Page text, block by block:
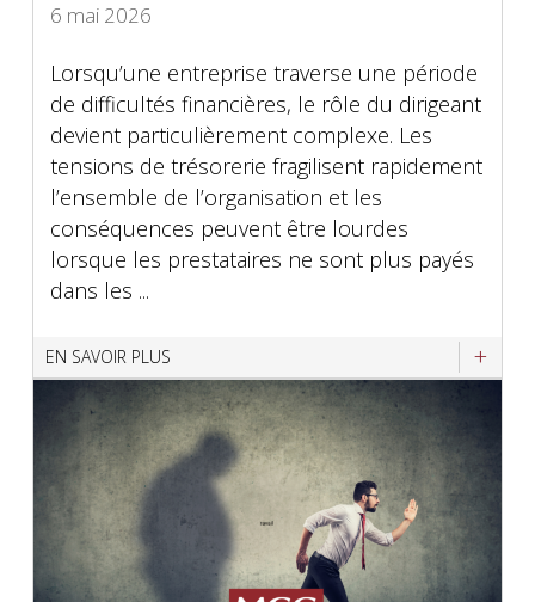
6 mai 2026
Lorsqu’une entreprise traverse une période
de difficultés financières, le rôle du dirigeant
devient particulièrement complexe. Les
tensions de trésorerie fragilisent rapidement
l’ensemble de l’organisation et les
conséquences peuvent être lourdes
lorsque les prestataires ne sont plus payés
dans les ...
EN SAVOIR PLUS